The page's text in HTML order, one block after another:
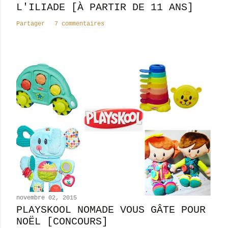
t
i
L'ILIADE [À PARTIR DE 11 ANS]
Partager 7 commentaires
novembre 02, 2015
PLAYSKOOL NOMADE VOUS GÂTE POUR
NOËL [CONCOURS]